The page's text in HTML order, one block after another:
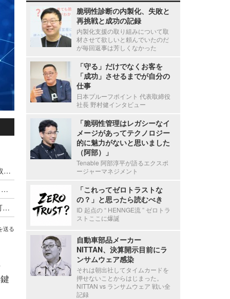
Microsoft Windows OS における管理者権限の奪取につながる ATBroker.exe の特権動作での検証不備（Scan Tech Report）
Nginx UI における認証されていない利用者がバックアップファイルのダウンロードが可能となる脆弱性（Scan Tech Report）
Wazuh における遠隔からの任意のコード実行が可能となるシリアライズデータの検証不備（Scan Tech Report）
送る
脆弱性診断の内製化、失敗と
再挑戦と成功の記録
内製化支援の取り組みについて取
材させて欲しいと頼んでいたのだ
が毎回返事は芳しくなかった
「守る」だけでなくお客を
「成功」させるまでが自分の
仕事
日本プルーフポイント 代表取締役
社長 野村健インタビュー
「脆弱性管理はレガシーなイ
メージがあってテクノロジー
的に魅力がないと思いました
（阿部）」
Tenable 阿部淳平が語るエクスポ
ージャーマネジメント
「これってゼロトラストな
の？」と思ったら読むべき
ID 起点の “ HENNGE流 ” ゼロトラ
ストここに爆誕
自動車部品メーカー
NITTAN、決算開示目前にラ
ンサムウェア感染
それは朝出社してタイムカードを
押せないことからはじまった。
NITTAN vs ランサムウェア 戦い全
記録